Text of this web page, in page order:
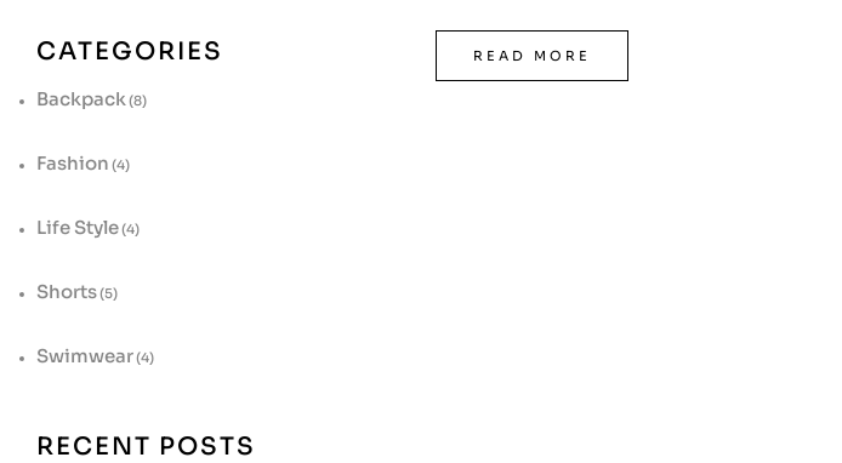
CATEGORIES
Backpack(8)
Fashion (4)
Life Style(4)
Shorts(5)
Swimwear(4)
RECENT POSTS
READ MORE